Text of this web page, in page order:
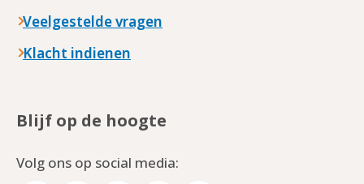
Veelgestelde vragen
Klacht indienen
Blijf op de hoogte
Volg ons op social media: